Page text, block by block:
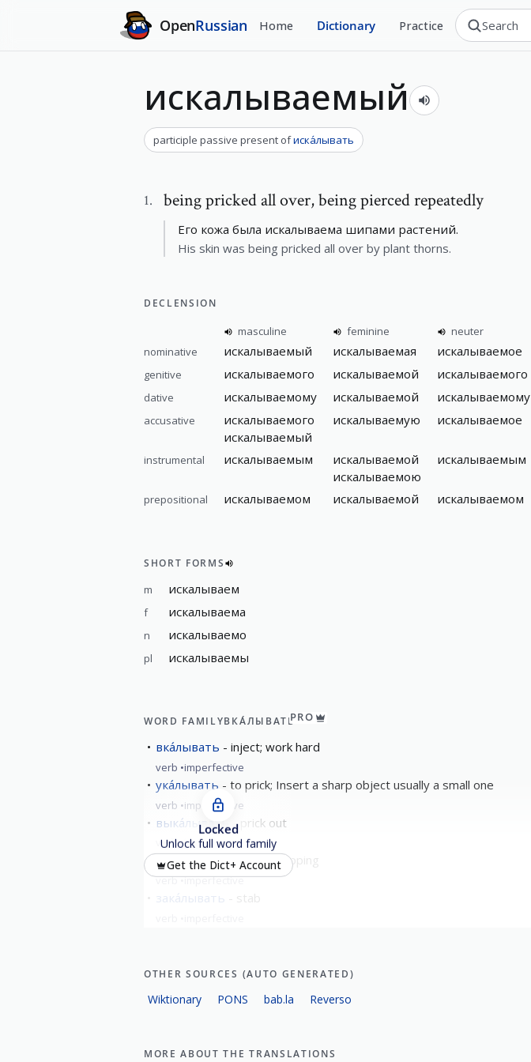
OpenRussian Home Dictionary Practice
искалываемый
participle passive present ofиска́лывать
1. being pricked all over,being pierced repeatedly
Его кожа была искалываема шипами растений.
His skin was being pricked all over by plant thorns.
DECLENSION
masculine feminine neuter
nominative
искалываемый искалываемая искалываемое
genitive искалываемого искалываемой искалываемого
dative искалываемому искалываемой искалываемому
accusative
искалываемого
искалываемый
искалываемую искалываемое
instrumental искалываемым
искалываемой
искалываемою
искалываемым
prepositional искалываемом искалываемой искалываемом
SHORT FORMS
m искалываем
f искалываема
n искалываемо
pl искалываемы
WORD FAMILYВКА́ЛЫВАТЬPRO
вка́лывать inject; work hard
verb imperfective
ука́лывать to prick; Insert a sharp object usually a small one
verb imperfective
выка́лывать prick out
verb imperfective
дока́лывать finish chopping
verb imperfective
зака́лывать
Locked
Unlock full word family
Get the Dict+ Account
OTHER SOURCES (AUTO GENERATED)
Wiktionary PONS bab.la Reverso
MORE ABOUT THE TRANSLATIONS